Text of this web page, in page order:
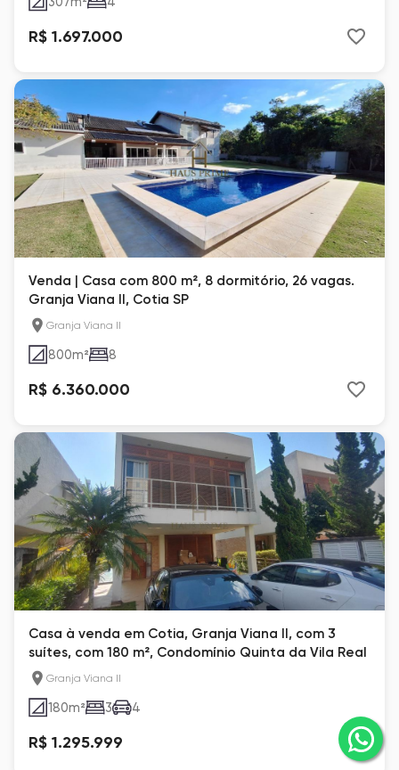
R$ 1.697.000
Venda | Casa com 800 m², 8 dormitório, 26 vagas.
Granja Viana II, Cotia SP
Granja Viana II
800m² 8
R$ 6.360.000
Casa à venda em Cotia, Granja Viana II, com 3
suítes, com 180 m², Condomínio Quinta da Vila Real
Granja Viana II
180m² 3 4
R$ 1.295.999